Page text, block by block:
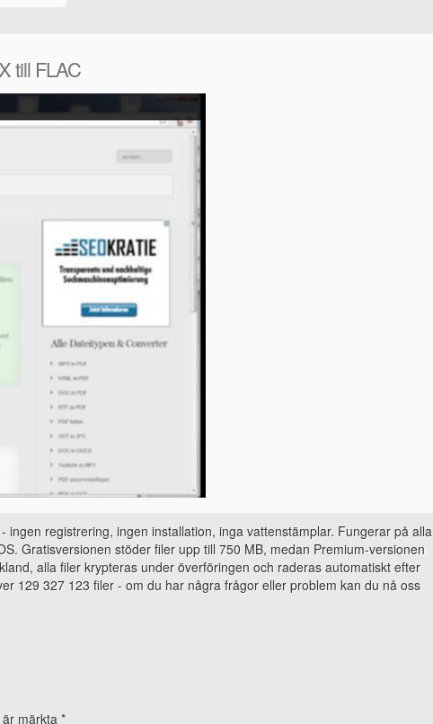
till FLAC
ingen registrering, ingen installation, inga vattenstämplar. Fungerar på alla
Gratisversionen stöder filer upp till 750 MB, medan Premium-versionen
alla filer krypteras under överföringen och raderas automatiskt efter
129 327 123 filer - om du har några frågor eller problem kan du nå oss
märkta *